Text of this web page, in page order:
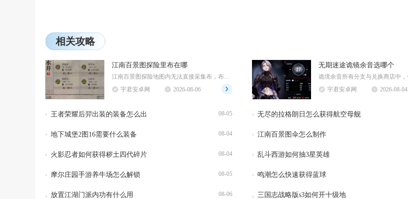
相关攻略
江南百景图探险里布在哪
江南百景图探险地图内无法直接采集布，布匹需要返回应天府主城建造织布坊，消耗棉花加工生产，不...
宇君安卓网
2026-08-06
王者荣耀后羿出装的装备怎么出 08-05
地下城堡2图16需要什么装备 08-04
火影忍者如何获得秽土四代碎片 08-04
摩尔庄园手游养牛场怎么解锁 08-05
放置江湖门派内功有什么用 08-06
无期迷途诡镜余音选哪个
宇君安卓网
2026-08-04
无尽的拉格朗日怎么获得航空母舰
江南百景图伞怎么制作
乱斗西游如何抽3星英雄
鸣潮怎么快速获得蓝球
三国志战略版s3如何开十级地